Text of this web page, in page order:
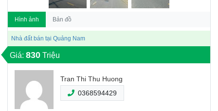
Hình ảnh Bản đồ
Nhà đất bán tại Quảng Nam
Giá:830 Triệu
Tran Thi Thu Huong
0368594429